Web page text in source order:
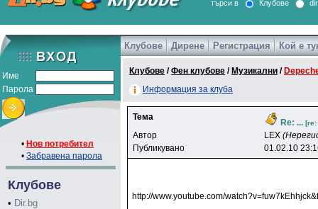
Games
търси в Клубове
Име
Парола
• Нов потребител
• Забравена парола
Клубове
• Dir.bg
Клубове Дирене Регистрация Кой е
Клубове /Фен клубове / Музикални /
Информация за клуба
Тема
Re: ... [re:
Автор LEX
Публикувано
01.02.10
http://www.youtube.com/